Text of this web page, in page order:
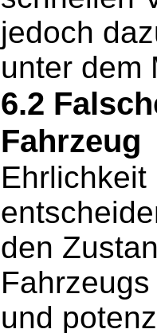
jedoch
unter dem
6.2
Fahrzeug
Ehrlichkeit
den
und